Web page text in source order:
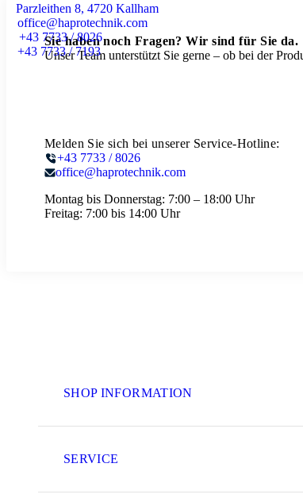
Parzleithen 8, 4720 Kallham
office@haprotechnik.com
+43 7733 / 8026
+43 7733 / 7193
Sie haben noch Fragen? Wir sind für Sie da.
Unser Team unterstützt Sie gerne – ob bei der
Melden Sie sich bei unserer Service-Hotline:
+43 7733 / 8026
office@haprotechnik.com
Montag bis Donnerstag: 7:00 – 18:00 Uhr
Freitag: 7:00 bis 14:00 Uhr
SHOP INFORMATION
SERVICE